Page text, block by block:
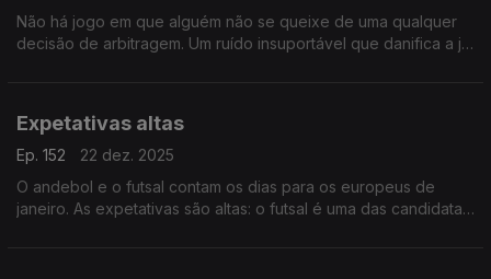
Não há jogo em que alguém não se queixe de uma qualquer
decisão de arbitragem. Um ruído insuportável que danifica a já
Expetativas altas
Ep. 152
22 dez. 2025
O andebol e o futsal contam os dias para os europeus de
janeiro. As expetativas são altas: o futsal é uma das candidatas